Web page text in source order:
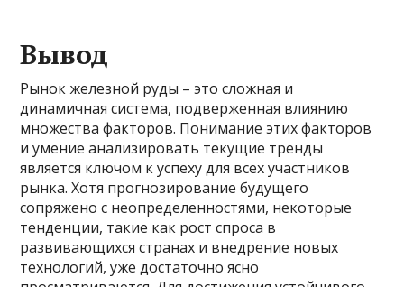
Вывод
Рынок железной руды – это сложная и
динамичная система, подверженная влиянию
множества факторов. Понимание этих факторов
и умение анализировать текущие тренды
является ключом к успеху для всех участников
рынка. Хотя прогнозирование будущего
сопряжено с неопределенностями, некоторые
тенденции, такие как рост спроса в
развивающихся странах и внедрение новых
технологий, уже достаточно ясно